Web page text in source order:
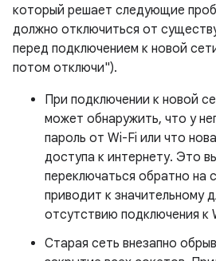
который решает следующие
должно отключиться от
перед подключением к новой
потом отключи").
При подключении к новой
может обнаружить, что у
пароль от Wi-Fi или что
доступа к интернету. Это
переключаться обратно на
приводит к значительному
отсутствию подключения к
Старая сеть внезапно